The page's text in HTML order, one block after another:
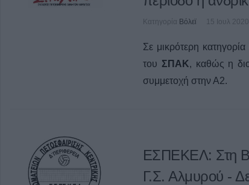
Κατηγορία Βόλεϊ 15 Ιουλ 2020
Σε μικρότερη
του ΣΠΑΚ, καθώς η
συμμετοχή στην Α2.
ΕΣΠΕΚΕΛ: Στη Β'
Γ.Σ. Αλμυρού -